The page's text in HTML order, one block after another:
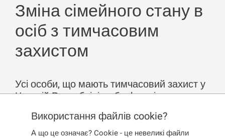
Використання файлів cookie?
А що це означає? Cookie - це невеликі файли
Зміна сімейного стану в
осіб з тимчасовим
захистом
Усі особи, що мають тимчасовий захист у
Чеській Республіці, зобов’язані